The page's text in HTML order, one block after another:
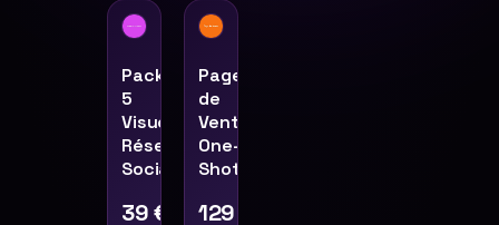
Pack
5
Visuels
Réseaux
Sociaux
39€
Page
de
Vente
One-
Shot
129